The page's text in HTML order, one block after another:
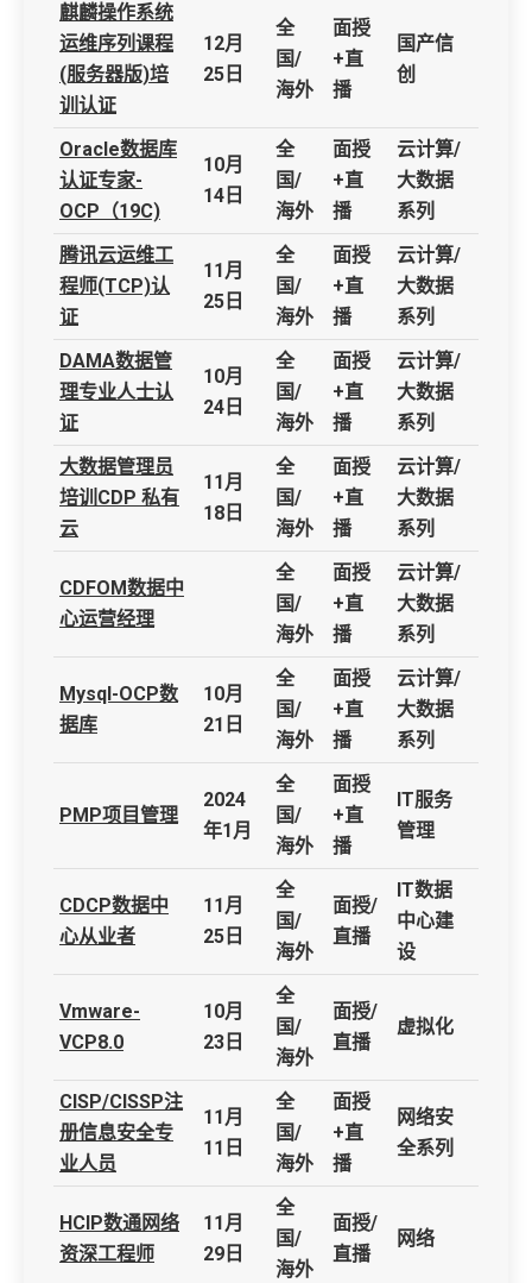
麒麟操作系统
运维序列课程
(服务器版)培
训认证
12月
25日
全
国/
海外
面授
+直
播
国产信
创
Oracle数据库
认证专家-
OCP（19C)
10月
14日
全
国/
海外
面授
+直
播
云计算/
大数据
系列
腾讯云运维工
程师(TCP)认
证
11月
25日
全
国/
海外
面授
+直
播
云计算/
大数据
系列
DAMA数据管
理专业人士认
证
10月
24日
全
国/
海外
面授
+直
播
云计算/
大数据
系列
大数据管理员
培训CDP 私有
云
11月
18日
全
国/
海外
面授
+直
播
云计算/
大数据
系列
CDFOM数据中
心运营经理
全
国/
海外
面授
+直
播
云计算/
大数据
系列
Mysql-OCP数
据库
10月
21日
全
国/
海外
面授
+直
播
云计算/
大数据
系列
PMP项目管理
2024
年1月
全
国/
海外
面授
+直
播
IT服务
管理
CDCP数据中
心从业者
11月
25日
全
国/
海外
面授/
直播
IT数据
中心建
设
Vmware-
VCP8.0
10月
23日
全
国/
海外
面授/
直播
虚拟化
CISP/CISSP注
册信息安全专
业人员
11月
11日
全
国/
海外
面授
+直
播
网络安
全系列
HCIP数通网络
资深工程师
11月
29日
全
国/
海外
面授/
直播
网络